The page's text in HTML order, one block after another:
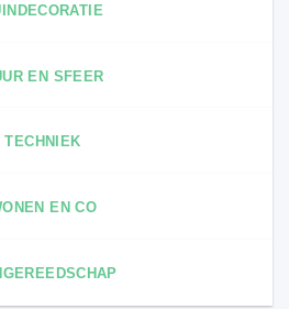
EN SFEER
TECHNIEK
EN CO